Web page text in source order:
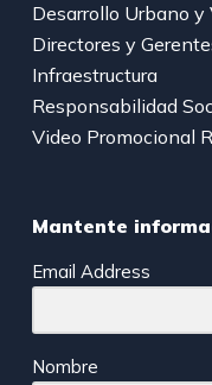
Desarrollo Urbano y
Directores y
Infraestructura
Responsabilidad
Video Promocional
Mantente
Email Address
Nombre